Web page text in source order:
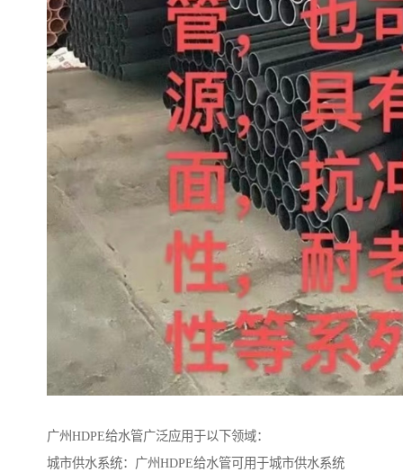
广州HDPE给水管广泛应用于以下领域：
城市供水系统：广州HDPE给水管可用于城市供水系统